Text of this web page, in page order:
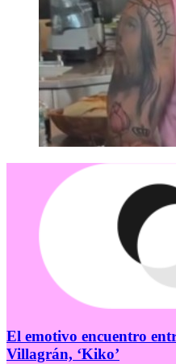
El emotivo encuentro
Villagrán, ‘Kiko’